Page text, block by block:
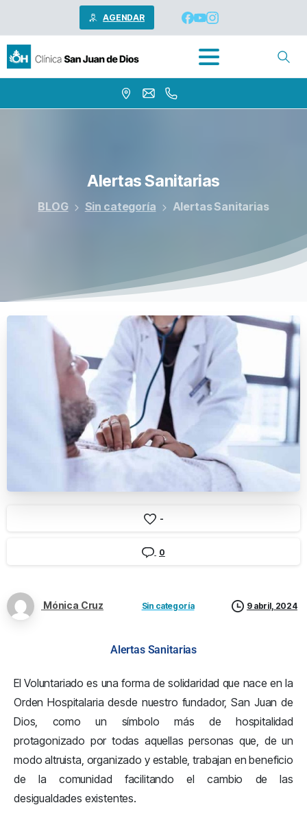
AGENDAR
AlertasSanitarias
BLOG Sin categoría Alertas Sanitarias
-
0
Mónica Cruz Sin categoría 9 abril, 2024
Alertas Sanitarias
El Voluntariado es una forma de solidaridad que nace en la
Orden Hospitalaria desde nuestro fundador, San Juan de
Dios, como un símbolo más de hospitalidad
protagonizado por todas aquellas personas que, de un
modo altruista, organizado y estable, trabajan en beneficio
de la comunidad facilitando el cambio de las
desigualdades existentes.